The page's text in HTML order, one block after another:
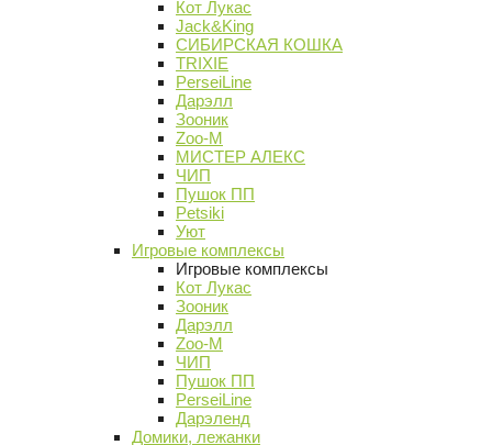
Кот Лукас
Jack&King
СИБИРСКАЯ КОШКА
TRIXIE
PerseiLine
Дарэлл
Зооник
Zoo-M
МИСТЕР АЛЕКС
ЧИП
Пушок ПП
Petsiki
Уют
Игровые комплексы
Игровые комплексы
Кот Лукас
Зооник
Дарэлл
Zoo-M
ЧИП
Пушок ПП
PerseiLine
Дарэленд
Домики, лежанки